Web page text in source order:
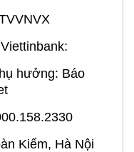
hưởng: Báo
Kiếm, Hà Nội